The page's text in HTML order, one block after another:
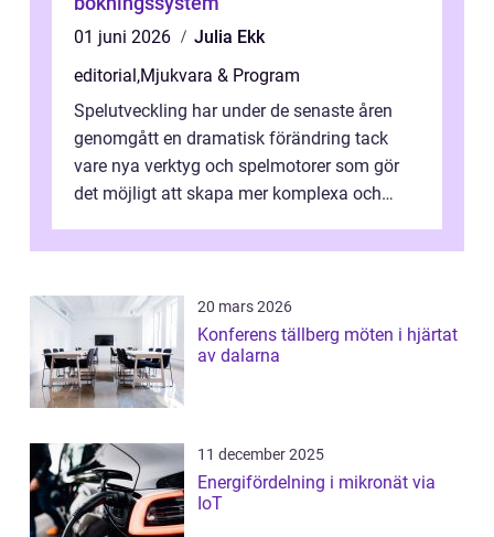
01 juni 2026
Julia Ekk
editorial,Mjukvara & Program
Spelutveckling har under de senaste åren
genomgått en dramatisk förändring tack
vare nya verktyg och spelmotorer som gör
det möjligt att skapa mer komplexa och
20 mars 2026
Konferens tällberg möten i hjärtat
av dalarna
11 december 2025
Energifördelning i mikronät via
IoT